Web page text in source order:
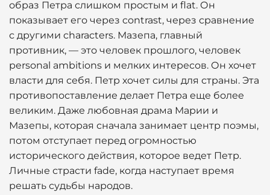
образ Петра слишком простым и flat. Он
показывает его через contrast, через сравнение
с другими characters. Мазепа, главный
противник, — это человек прошлого, человек
personal ambitions и мелких интересов. Он хочет
власти для себя. Петр хочет силы для страны. Эта
противопоставление делает Петра еще более
великим. Даже любовная драма Марии и
Мазепы, которая сначала занимает центр поэмы,
потом отступает перед огромностью
исторического действия, которое ведет Петр.
Личные страсти fade, когда наступает время
решать судьбы народов.